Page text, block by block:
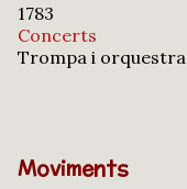
1783
Concerts
Trompa i orquestra
Moviments